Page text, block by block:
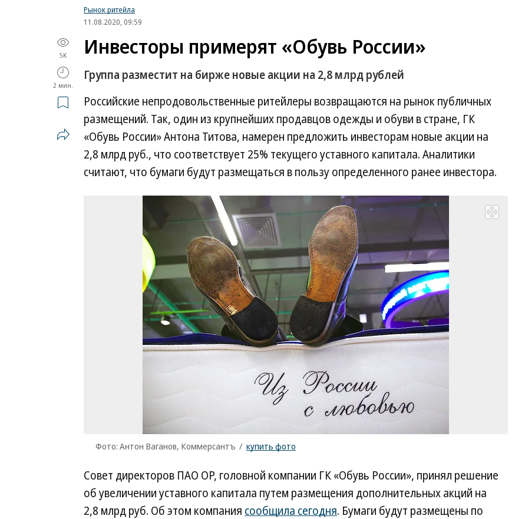
Рынок ритейла
11.08.2020, 09:59
5K
2 мин.
Инвесторы примерят «Обувь России»
Группа разместит на бирже новые акции на 2,8 млрд рублей
Российские непродовольственные ритейлеры возвращаются на рынок публичных
размещений. Так, один из крупнейших продавцов одежды и обуви в стране, ГК
«Обувь России» Антона Титова, намерен предложить инвесторам новые акции на
2,8 млрд руб., что соответствует 25% текущего уставного капитала. Аналитики
считают, что бумаги будут размещаться в пользу определенного ранее инвестора.
Развернуть на весь экран
Фото: Антон Ваганов, Коммерсантъ / купить фото
Совет директоров ПАО ОР, головной компании ГК «Обувь России», принял решение
об увеличении уставного капитала путем размещения дополнительных акций на
2,8 млрд руб. Об этом компания сообщила сегодня. Бумаги будут размещены по